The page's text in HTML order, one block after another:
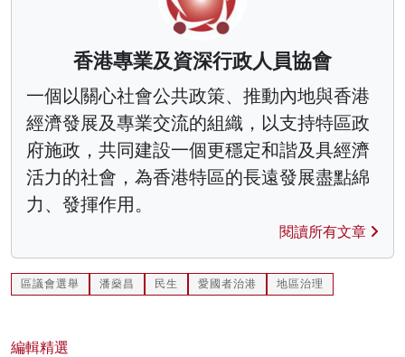
香港專業及資深行政人員協會
一個以關心社會公共政策、推動內地與香港
經濟發展及專業交流的組織，以支持特區政
府施政，共同建設一個更穩定和諧及具經濟
活力的社會，為香港特區的長遠發展盡點綿
力、發揮作用。
閱讀所有文章
區議會選舉 潘燊昌 民生 愛國者治港 地區治理
編輯精選